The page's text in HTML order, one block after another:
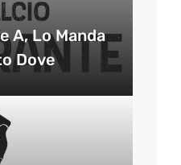
A, Lo Manda
Dove